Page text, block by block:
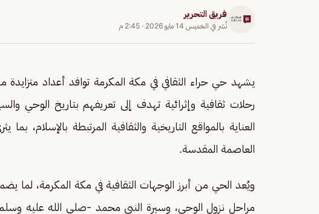
فريق التحرير
نُشر في الخميس 14 مايو 2026 · 2:45 م
يشهد حي حراء الثقافي في مكة المكرمة توافد أعداد
رحلات ثقافية وإثرائية تهدف إلى تعريفهم بتاريخ الوحي
العناية بالمواقع التاريخية والثقافية المرتبطة بالإسلام،
العاصمة المقدسة.
ويُعد الحي من أبرز الوجهات الثقافية في مكة المكرمة،
مراحل نزول الوحي، وسيرة النبي محمد -صلى الله عليه